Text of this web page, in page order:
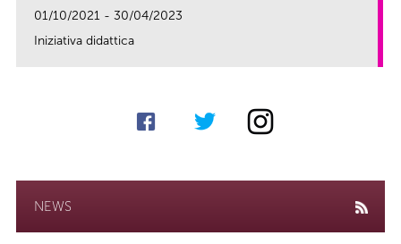
01/10/2021 - 30/04/2023
Iniziativa didattica
NEWS